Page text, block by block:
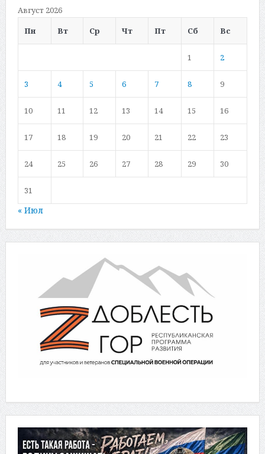
Август 2026
Пн
Вт Ср Чт Пт Сб Вс
1 2
3 4 5 6 7 8 9
10 11 12 13 14 15 16
17 18 19 20 21 22 23
24 25 26 27 28 29 30
31
« Июл